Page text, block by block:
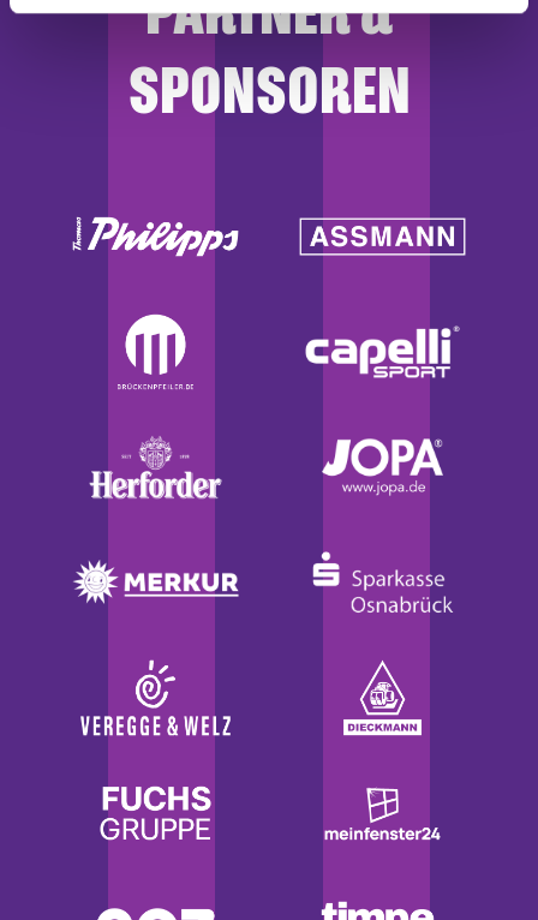
haben oder die sie im Rahmen Ihrer Nutzung der Dienste
SPONSOREN